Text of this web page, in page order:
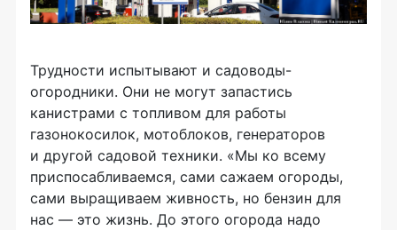
Трудности испытывают и садоводы-
огородники. Они не могут запастись
канистрами с топливом для работы
газонокосилок, мотоблоков, генераторов
и другой садовой техники. «Мы ко всему
приспосабливаемся, сами сажаем огороды,
сами выращиваем живность, но бензин для
нас — это жизнь. До этого огорода надо